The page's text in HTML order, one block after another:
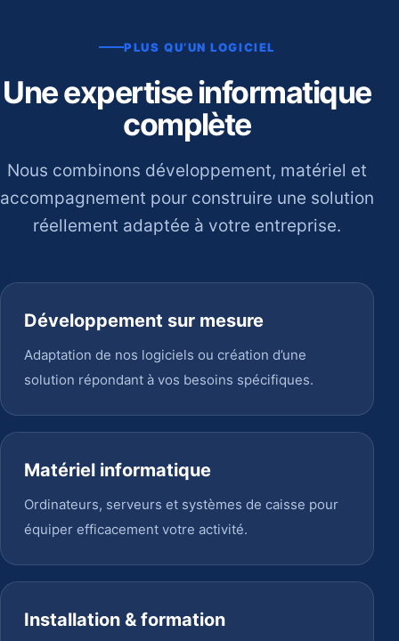
PLUS QU’UN LOGICIEL
Une expertise informatique
complète
Nous combinons développement, matériel et
accompagnement pour construire une solution
réellement adaptée à votre entreprise.
Développement sur mesure
Adaptation de nos logiciels ou création d’une
solution répondant à vos besoins spécifiques.
Matériel informatique
Ordinateurs, serveurs et systèmes de caisse pour
équiper efficacement votre activité.
Installation & formation